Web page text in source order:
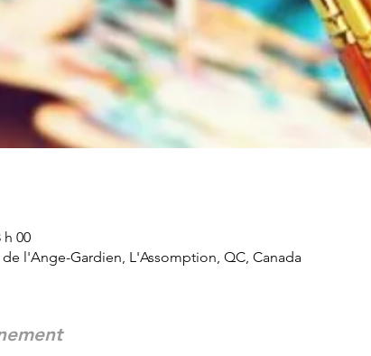
h 00
l'Ange-Gardien, L'Assomption, QC, Canada